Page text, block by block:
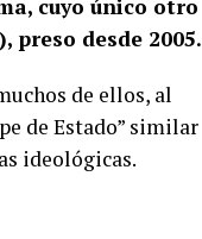
cuyo único otro
desde 2005.
de ellos, al
de Estado” similar
ideológicas.